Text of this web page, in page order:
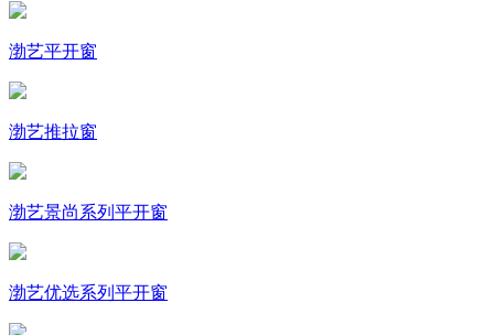
渤艺平开窗
渤艺推拉窗
渤艺景尚系列平开窗
渤艺优选系列平开窗